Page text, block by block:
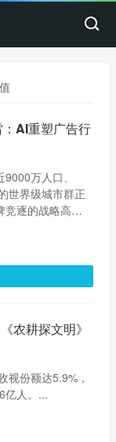
AI重塑广告行
万人口、
世界级城市群正
竞逐的战略高
农耕探文明》
视份额达5.9%，
亿人。...